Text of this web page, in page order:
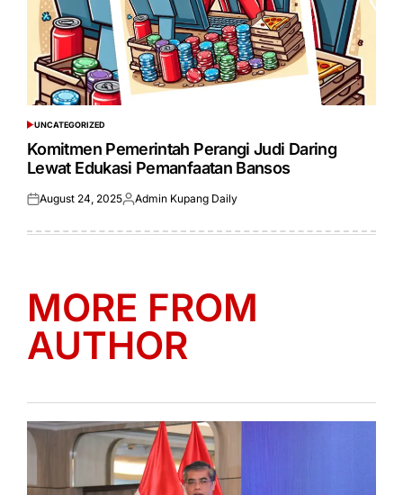
POSTED
IN
UNCATEGORIZED
Komitmen Pemerintah Perangi Judi Daring
Lewat Edukasi Pemanfaatan Bansos
Posted
August 24, 2025Posted
Admin Kupang Daily
MORE FROM
AUTHOR